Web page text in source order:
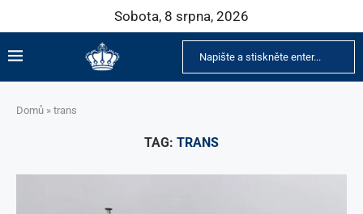
Sobota, 8 srpna, 2026
Domů » trans
TAG: TRANS